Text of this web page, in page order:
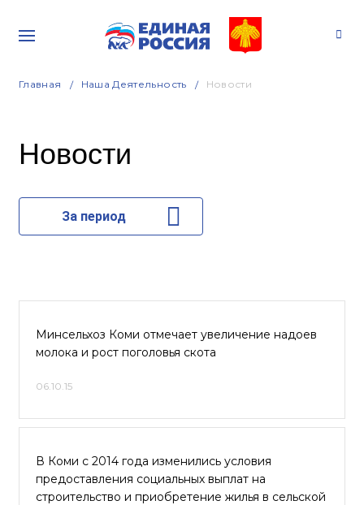
Главная Наша Деятельность Новости
Новости
За период
Минсельхоз Коми отмечает увеличение надоев
молока и рост поголовья скота
06.10.15
В Коми с 2014 года изменились условия
предоставления социальных выплат на
строительство и приобретение жилья в сельской